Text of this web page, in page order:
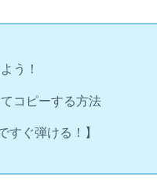
う！
コピーする方法
ぐ弾ける！】